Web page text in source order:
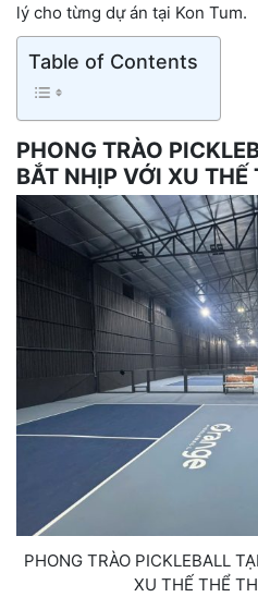
lý cho từng dự án tại Kon Tum.
Table of Contents
PHONG TRÀO
BẮT NHỊP VỚI XU
PHONG TRÀO PICKLEBALL
XU THẾ THỂ